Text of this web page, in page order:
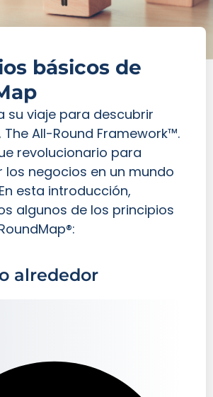
básicos de
su viaje para descubrir
The All-Round Framework™.
revolucionario para
los negocios en un mundo
esta introducción,
algunos de los principios
alrededor